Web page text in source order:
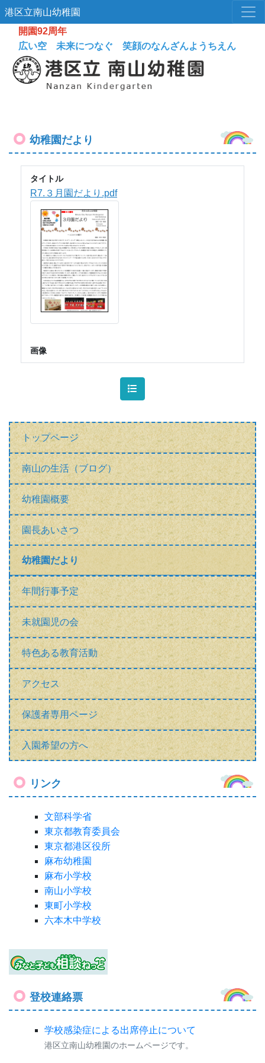
港区立南山幼稚園
開園92周年
広い空 未来につなぐ 笑顔のなんざんようちえん
トップページ
南山の生活（ブログ）
幼稚園概要
園長あいさつ
幼稚園だより
年間行事予定
未就園児の会
特色ある教育活動
アクセス
保護者専用ページ
入園希望の方へ
リンク
文部科学省
東京都教育委員会
東京都港区役所
麻布幼稚園
麻布小学校
南山小学校
東町小学校
六本木中学校
登校連絡票
学校感染症による出席停止について
港区立南山幼稚園のホームページです。
幼稚園だより
タイトル
R7.３月園だより.pdf
画像